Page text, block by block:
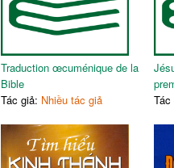
Traduction œcuménique de la
Bible
Tác giả: Nhiều tác giả
Tác